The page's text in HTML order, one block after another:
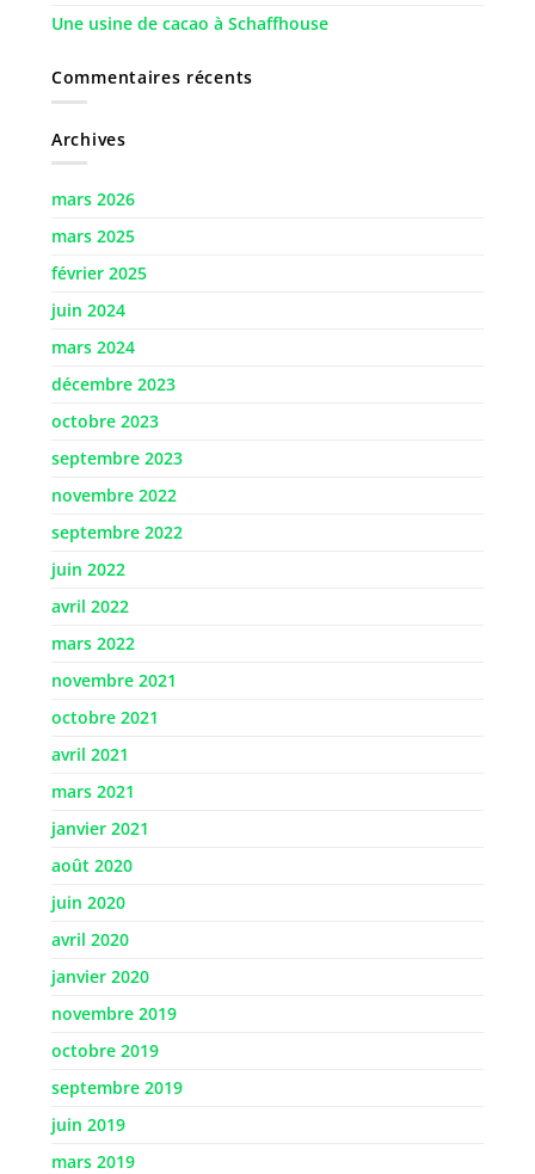
Une usine de cacao à Schaffhouse
Commentaires récents
Archives
mars 2026
mars 2025
février 2025
juin 2024
mars 2024
décembre 2023
octobre 2023
septembre 2023
novembre 2022
septembre 2022
juin 2022
avril 2022
mars 2022
novembre 2021
octobre 2021
avril 2021
mars 2021
janvier 2021
août 2020
juin 2020
avril 2020
janvier 2020
novembre 2019
octobre 2019
septembre 2019
juin 2019
mars 2019